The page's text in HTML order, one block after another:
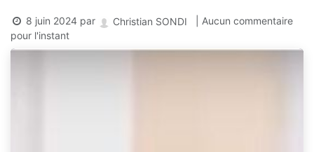
8 juin 2024 par Christian SONDI
| Aucun commentaire
pour l'instant